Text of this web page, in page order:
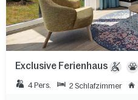
Exclusive Ferienhaus
4 Pers. 2 Schlafzimmer